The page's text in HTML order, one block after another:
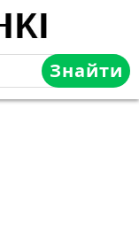
Знайти